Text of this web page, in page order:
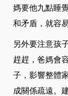
媽要他九點睡
和矛盾，就容
另外要注意孩
趕趕，爸媽會
子，影響整體
成關係疏遠。